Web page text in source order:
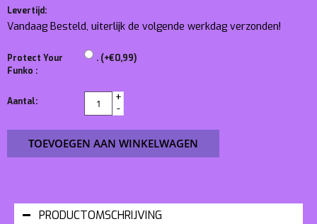
Levertijd:
Vandaag Besteld, uiterlijk de volgende werkdag verzonden!
Protect Your
Funko :
. (+€0,99)
Aantal:
+
-
TOEVOEGEN AAN WINKELWAGEN
PRODUCTOMSCHRIJVING